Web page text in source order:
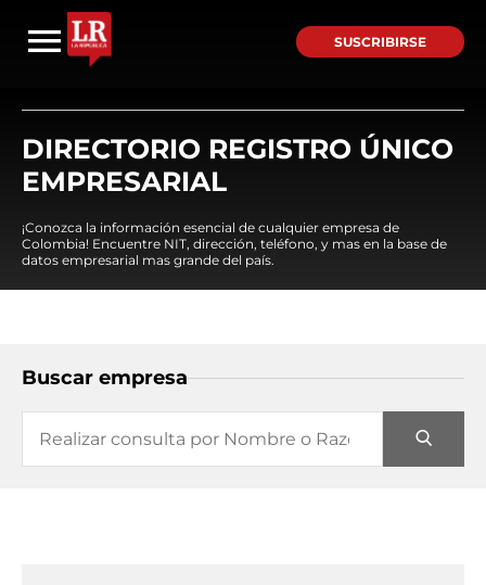
SUSCRIBIRSE
DIRECTORIO REGISTRO ÚNICO
EMPRESARIAL
¡Conozca la información esencial de cualquier empresa de
Colombia! Encuentre NIT, dirección, teléfono, y mas en la base de
datos empresarial mas grande del país.
Buscar empresa